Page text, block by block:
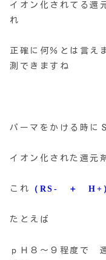
イオン化されてる還
れ
正確に何％とは言
測できますね
パーマをかける時に
イオン化された還元
これ （RS- ＋ H+
たとえば
ｐＨ８〜９程度で